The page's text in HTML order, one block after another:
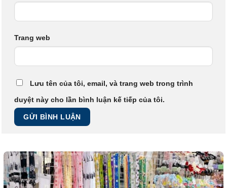
Trang web
Lưu tên của tôi, email, và trang web trong trình
duyệt này cho lần bình luận kế tiếp của tôi.